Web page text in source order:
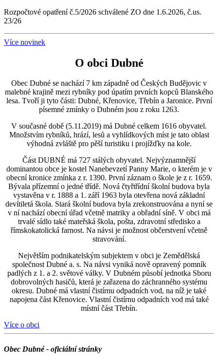
Rozpočtové opatření č.5/2026 schválené ZO dne 1.6.2026, č.us.
23/26
Více novinek
O obci Dubné
Obec Dubné se nachází 7 km západně od Českých Budějovic v
malebné krajině mezi rybníky pod úpatím prvních kopců Blanského
lesa. Tvoří ji tyto části: Dubné, Křenovice, Třebín a Jaronice. První
písemné zmínky o Dubném jsou z roku 1263.
V současné době (5.11.2019) má Dubné celkem 1616 obyvatel.
Množstvím rybníků, hrází, lesů a vyhlídkových míst je tato oblast
výhodná zvláště pro pěší turistiku i projížďky na kole.
Část DUBNÉ má 727 stálých obyvatel. Nejvýznamnější
dominantou obce je kostel Nanebevzetí Panny Marie, o kterém je v
obecní kronice zmínka z r. 1390. První záznam o škole je z r. 1659.
Bývala přízemní o jedné třídě. Nová čtyřtřídní školní budova byla
vystavěna v r. 1888 a 1. září 1963 byla otevřena nová základní
devítiletá škola. Stará školní budova byla zrekonstruována a nyní se
v ní nachází obecní úřad včetně matriky a obřadní síně. V obci má
trvalé sídlo také mateřská škola, pošta, zdravotní středisko a
římskokatolická farnost. Na návsi je možnost občerstvení včetně
stravování.
Největším podnikatelským subjektem v obci je Zemědělská
společnost Dubné a. s. Na návsi vyniká nově opravený pomník
padlých z 1. a 2. světové války. V Dubném působí jednotka Sboru
dobrovolných hasičů, která je zařazena do záchranného systému
okresu. Dubné má vlastní čistírnu odpadních vod, na níž je také
napojena část Křenovice. Vlastní čistírnu odpadních vod má také
místní část Třebín.
Více o obci
Obec Dubné - oficiální stránky